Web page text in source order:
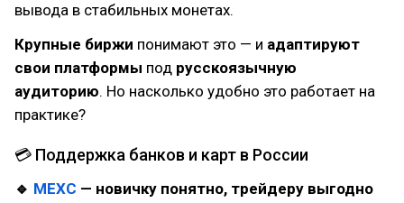
вывода в стабильных монетах.
Крупные биржи понимают это — и адаптируют
свои платформы под русскоязычную
аудиторию. Но насколько удобно это работает на
практике?
💳 Поддержка банков и карт в России
🔹 MEXC — новичку понятно, трейдеру выгодно